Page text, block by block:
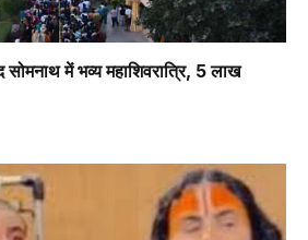
में भव्य महाशिवरात्रि, 5 लाख